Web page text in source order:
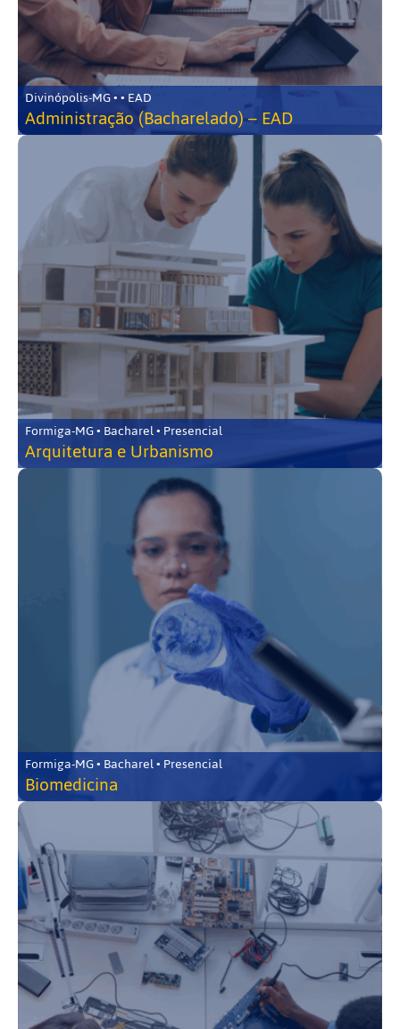
Divinópolis-MG • • EAD
Administração (Bacharelado) – EAD
Formiga-MG • Bacharel • Presencial
Arquitetura e Urbanismo
Formiga-MG • Bacharel • Presencial
Biomedicina